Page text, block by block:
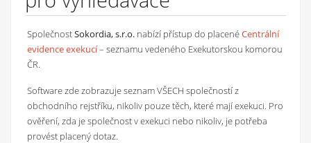
SpolečnostSokordia, s.r.o. nabízí přístup do placenéCentrální
evidence exekucí– seznamu vedeného Exekutorskou komorou
ČR.
Software zde zobrazuje seznam VŠECH společností z
obchodního rejstříku, nikoliv pouze těch, které mají exekuci. Pro
ověření, zda je společnost v exekuci nebo nikoliv, je potřeba
provést placený dotaz.